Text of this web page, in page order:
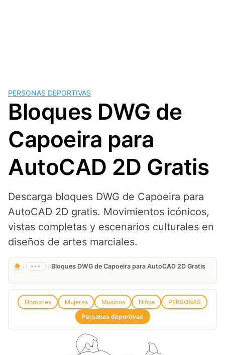
PERSONAS DEPORTIVAS
Bloques DWG de
Capoeira para
AutoCAD 2D Gratis
Descarga bloques DWG de Capoeira para
AutoCAD 2D gratis. Movimientos icónicos,
vistas completas y escenarios culturales en
diseños de artes marciales.
› ••• › Bloques DWG de Capoeira para AutoCAD 2D Gratis
Hombres Mujeres Musicos Niños
PERSONAS
Personas deportivas